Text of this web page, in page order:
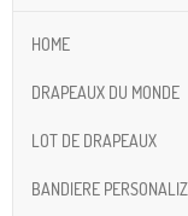
HOME
DRAPEAUX DU MONDE
LOT DE DRAPEAUX
BANDIERE